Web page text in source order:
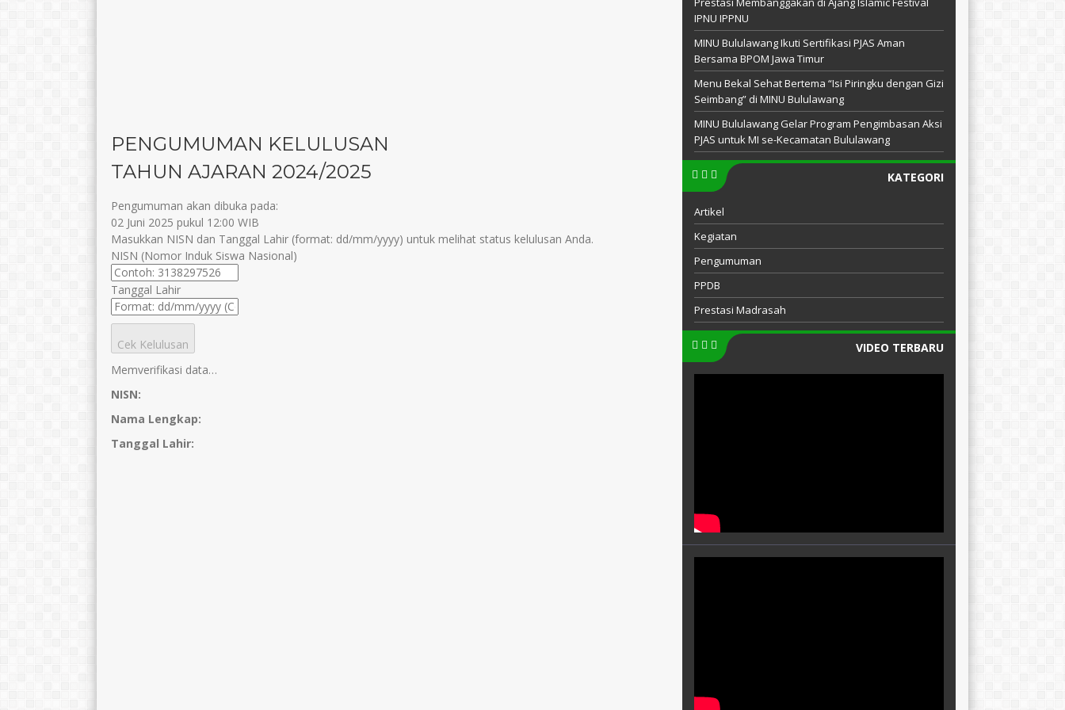
PENGUMUMAN KELULUSAN
TAHUN AJARAN 2024/2025
Pengumuman akan dibuka pada:
02 Juni 2025 pukul 12:00 WIB
Masukkan NISN dan Tanggal Lahir (format: dd/mm/yyyy) untuk melihat status kelulusan Anda.
NISN (Nomor Induk Siswa Nasional)
Tanggal Lahir
Cek Kelulusan
Memverifikasi data…
NISN:
Nama Lengkap:
Tanggal Lahir:
IPNU IPPNU
MINU Bululawang Ikuti Sertifikasi PJAS Aman
Bersama BPOM Jawa Timur
Menu Bekal Sehat Bertema “Isi Piringku dengan Gizi
Seimbang” di MINU Bululawang
MINU Bululawang Gelar Program Pengimbasan Aksi
PJAS untuk MI se-Kecamatan Bululawang
KATEGORI
Artikel
Kegiatan
Pengumuman
PPDB
Prestasi Madrasah
VIDEO TERBARU